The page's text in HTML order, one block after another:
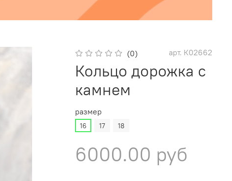
(0) арт. К02662
Кольцо дорожка с
камнем
размер
16 17 18
6000.00 руб